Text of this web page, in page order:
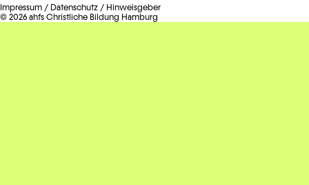
© 2026 ahfs Christliche Bildung Hamburg
Impressum / Datenschutz / Hinweisgeber